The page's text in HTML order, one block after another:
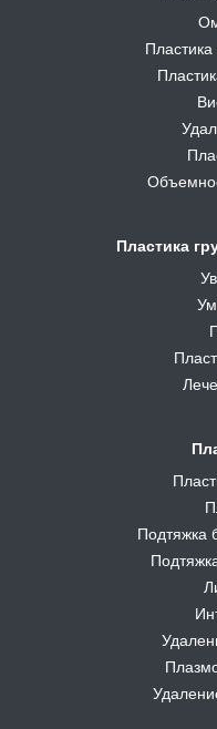
Пластика
Подтяжка